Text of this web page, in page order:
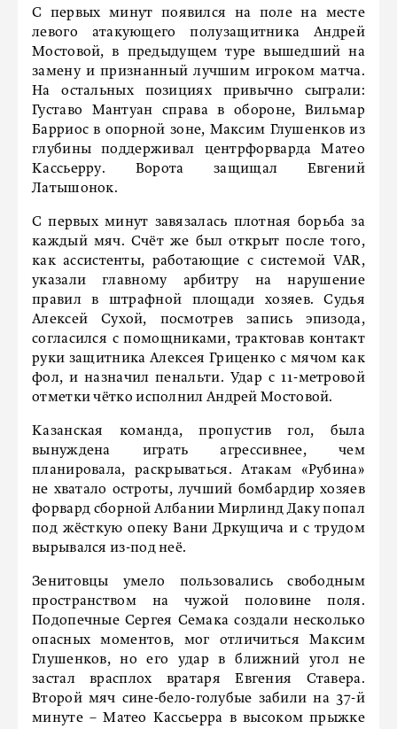
С первых минут появился на поле на месте
левого атакующего полузащитника Андрей
Мостовой, в предыдущем туре вышедший на
замену и признанный лучшим игроком матча.
На остальных позициях привычно сыграли:
Густаво Мантуан справа в обороне, Вильмар
Барриос в опорной зоне, Максим Глушенков из
глубины поддерживал центрфорварда Матео
Кассьерру. Ворота защищал Евгений
Латышонок.
С первых минут завязалась плотная борьба за
каждый мяч. Счёт же был открыт после того,
как ассистенты, работающие с системой VAR,
указали главному арбитру на нарушение
правил в штрафной площади хозяев. Судья
Алексей Сухой, посмотрев запись эпизода,
согласился с помощниками, трактовав контакт
руки защитника Алексея Гриценко с мячом как
фол, и назначил пенальти. Удар с 11-метровой
отметки чётко исполнил Андрей Мостовой.
Казанская команда, пропустив гол, была
вынуждена играть агрессивнее, чем
планировала, раскрываться. Атакам «Рубина»
не хватало остроты, лучший бомбардир хозяев
форвард сборной Албании Мирлинд Даку попал
под жёсткую опеку Вани Дркущича и с трудом
вырывался из-под неё.
Зенитовцы умело пользовались свободным
пространством на чужой половине поля.
Подопечные Сергея Семака создали несколько
опасных моментов, мог отличиться Максим
Глушенков, но его удар в ближний угол не
застал врасплох вратаря Евгения Ставера.
Второй мяч сине-бело-голубые забили на 37-й
минуте – Матео Кассьерра в высоком прыжке